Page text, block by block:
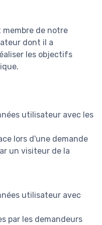
de notre
dont il a
les objectifs
utilisateur avec les
lors d'une demande
un visiteur de la
utilisateur avec
par les demandeurs